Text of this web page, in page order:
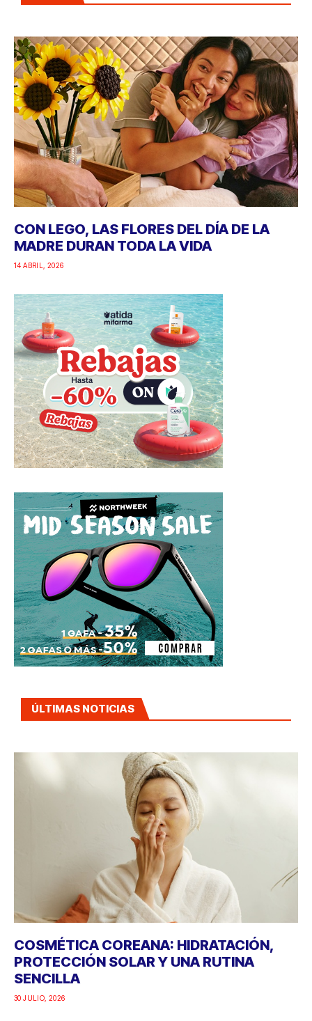
CON LEGO, LAS FLORES DEL DÍA DE LA
MADRE DURAN TODA LA VIDA
14 ABRIL, 2026
ÚLTIMAS NOTICIAS
COSMÉTICA COREANA: HIDRATACIÓN,
PROTECCIÓN SOLAR Y UNA RUTINA
SENCILLA
30 JULIO, 2026